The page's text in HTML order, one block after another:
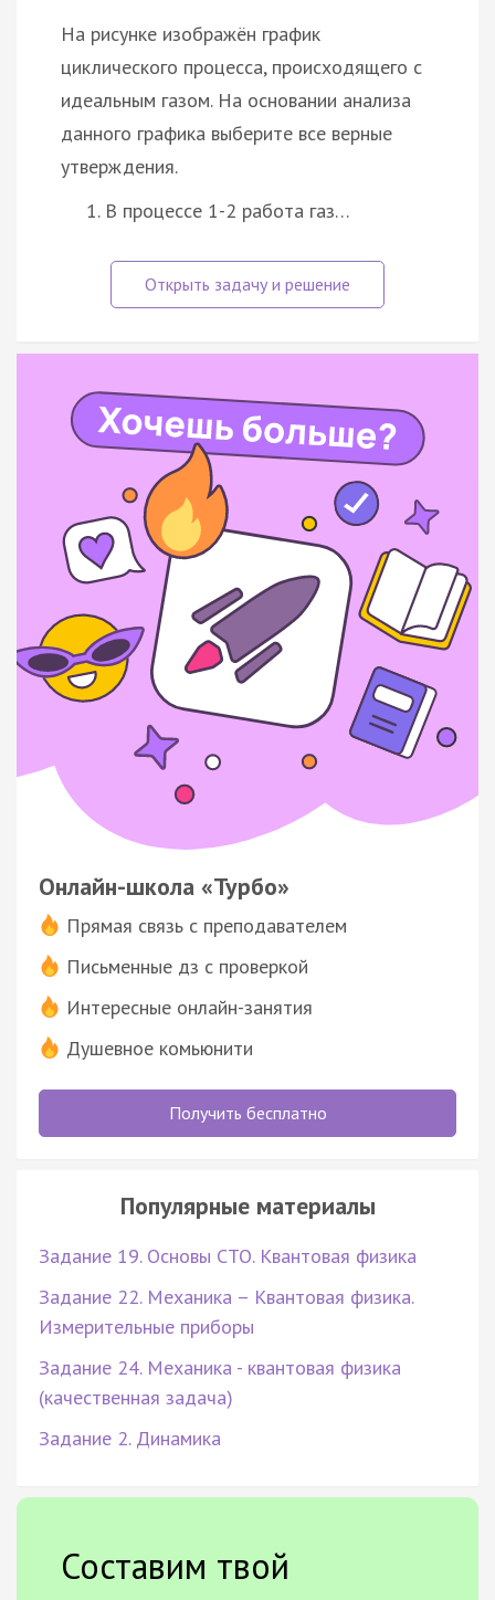
На рисунке изображён график
циклического процесса, происходящего с
идеальным газом. На основании анализа
данного графика выберите все верные
утверждения.
В процессе 1-2 работа газ…
Онлайн-школа «Турбо»
Прямая связь с преподавателем
Письменные дз с проверкой
Интересные онлайн-занятия
Душевное комьюнити
Получить бесплатно
Популярные материалы
Задание 19. Основы СТО. Квантовая физика
Задание 22. Механика – Квантовая физика.
Измерительные приборы
Задание 24. Механика - квантовая физика
(качественная задача)
Задание 2. Динамика
Составим твой